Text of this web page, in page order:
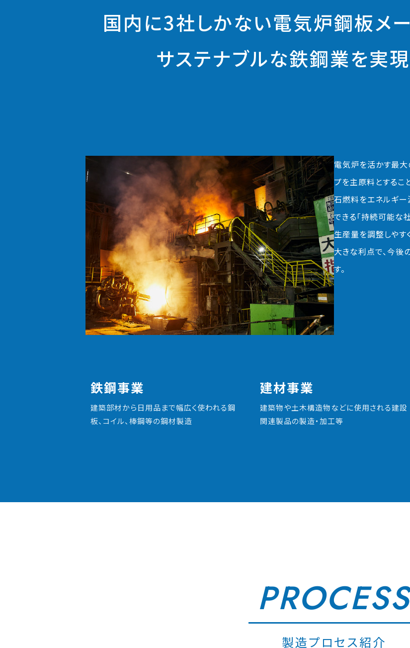
国内に3社しかない電気炉鋼板メ
サステナブルな鉄鋼業を実
電気炉を活かす最大
プを主原料とするこ
石燃料をエネルギ
できる「持続可能な
生産量を調整しやす
大きな利点で、今後
す。
鉄鋼事業
建築部材から日用品まで幅広く使われる鋼
板、コイル、棒鋼等の鋼材製造
建材事業
建築物や土木構造物などに使用される建設
関連製品の製造・加工等
PROCESS
製造プロセス紹介